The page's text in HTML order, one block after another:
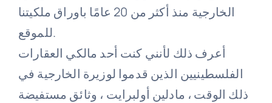
الخارجية منذ أكثر من 20 عامًا باوراق ملكيتنا
للموقع.
أعرف ذلك لأنني كنت أحد مالكي العقارات
الفلسطينيين الذين قدموا لوزيرة الخارجية في
ذلك الوقت ، مادلين أولبرايت ، وثائق مستفيضة